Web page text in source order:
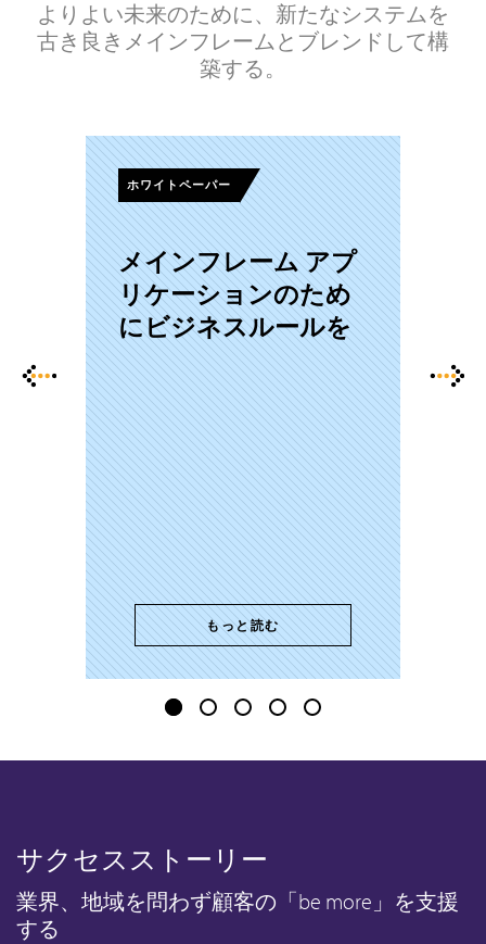
よりよい未来のために、新たなシステムを
古き良きメインフレームとブレンドして構
築する。
ホワイトペーパー
メインフレーム アプ
リケーションのため
にビジネスルールを
もっと読む
サクセスストーリー
業界、地域を問わず顧客の「be more」を支援
する